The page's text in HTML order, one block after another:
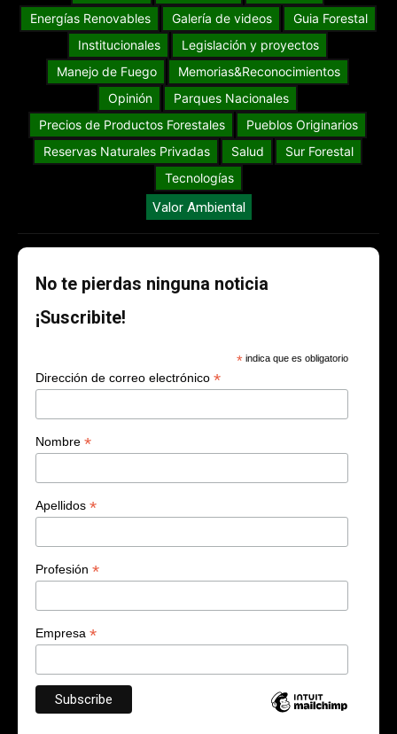
Energías Renovables
Galería de videos
Guia Forestal
Institucionales
Legislación y proyectos
Manejo de Fuego
Memorias&Reconocimientos
Opinión
Parques Nacionales
Precios de Productos Forestales
Pueblos Originarios
Reservas Naturales Privadas
Salud
Sur Forestal
Tecnologías
Valor Ambiental
No te pierdas ninguna noticia
¡Suscribite!
* indica que es obligatorio
Dirección de correo electrónico *
Nombre *
Apellidos *
Profesión *
Empresa *